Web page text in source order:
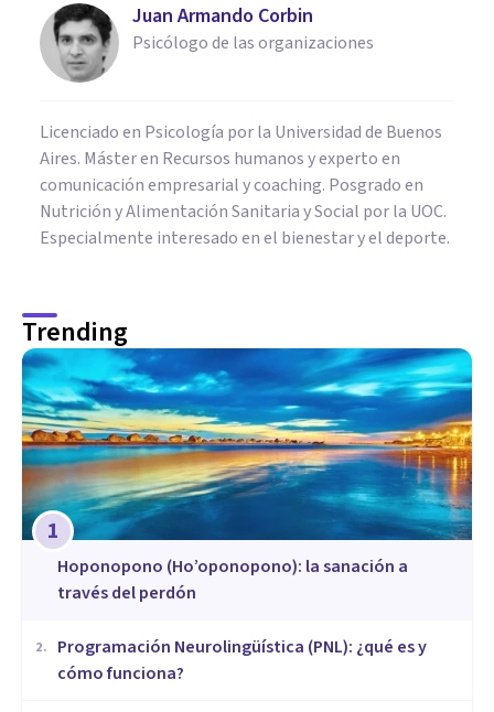
Juan Armando Corbin
Psicólogo de las organizaciones
Licenciado en Psicología por la Universidad de Buenos
Aires. Máster en Recursos humanos y experto en
comunicación empresarial y coaching. Posgrado en
Nutrición y Alimentación Sanitaria y Social por la UOC.
Especialmente interesado en el bienestar y el deporte.
Trending
1
Hoponopono (Ho’oponopono): la sanación a
través del perdón
2.
Programación Neurolingüística (PNL): ¿qué es y
cómo funciona?